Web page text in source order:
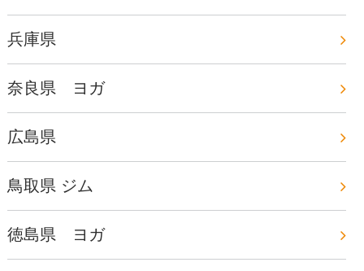
兵庫県
奈良県 ヨガ
広島県
鳥取県 ジム
徳島県 ヨガ